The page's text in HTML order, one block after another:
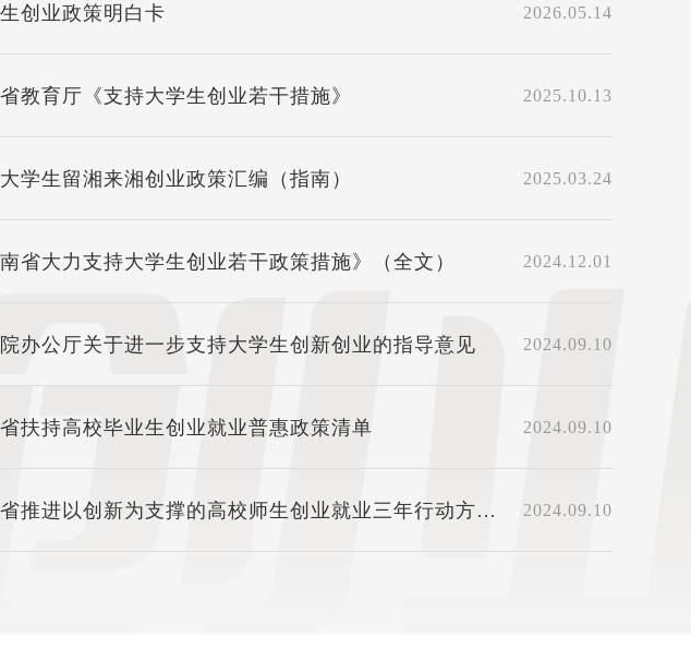
创业政策明白卡 2026.05.14
教育厅《支持大学生创业若干措施》 2025.10.13
学生留湘来湘创业政策汇编（指南） 2025.03.24
南省大力支持大学生创业若干政策措施》（全文） 2024.12.01
办公厅关于进一步支持大学生创新创业的指导意见 2024.09.10
扶持高校毕业生创业就业普惠政策清单 2024.09.10
推进以创新为支撑的高校师生创业就业三年行动方案
2024.09.10